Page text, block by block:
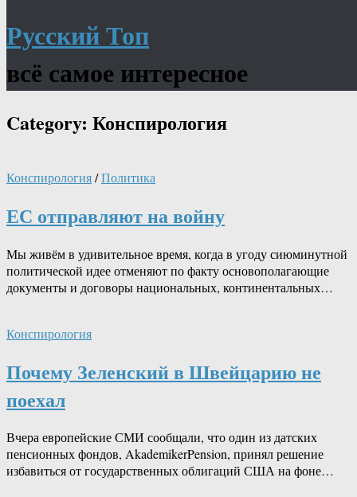
Русский Топ
всё самое интересное
Category: Конспирология
Конспирология/Политика
ЕС отправляют на войну
Мы живём в удивительное время, когда в угоду сиюминутной
политической идее отменяют по факту основополагающие
документы и договоры национальных, континентальных…
Конспирология
Почему Зеленский в Швейцарию не
поехал
Вчера европейские СМИ сообщали, что один из датских
пенсионных фондов, AkademikerPension, принял решение
избавиться от государственных облигаций США на фоне…